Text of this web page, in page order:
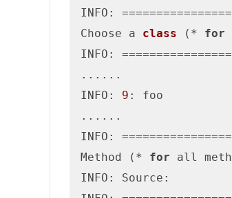
INFO:
Choose a class (* for
INFO:
......
INFO: 9 : foo
......
INFO:
Method (* for all
INFO: Source: